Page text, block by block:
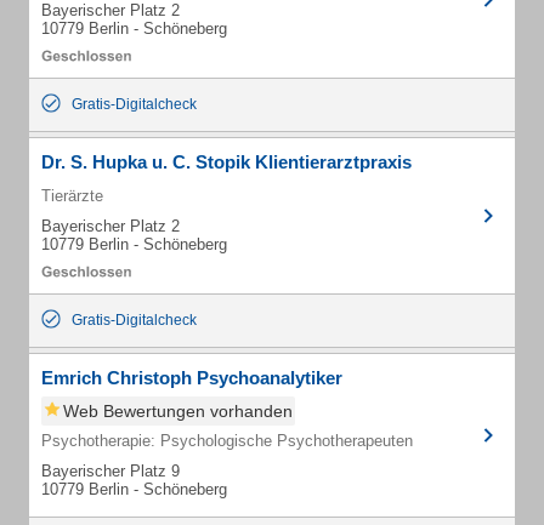
Bayerischer Platz 2
10779 Berlin - Schöneberg
Gratis-Digitalcheck
Dr. S. Hupka u. C. Stopik Klientierarztpraxis
Tierärzte
Bayerischer Platz 2
10779 Berlin - Schöneberg
Gratis-Digitalcheck
Emrich Christoph Psychoanalytiker
Web Bewertungen vorhanden
Psychotherapie: Psychologische Psychotherapeuten
Bayerischer Platz 9
10779 Berlin - Schöneberg